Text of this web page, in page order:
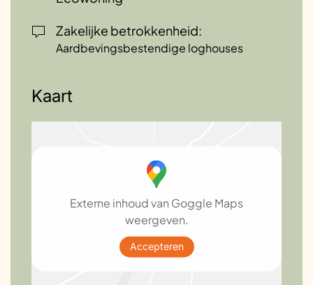
Zakelijke betrokkenheid:
Aardbevingsbestendige loghouses
Kaart
Externe inhoud van Goggle Maps
weergeven.
Accepteren